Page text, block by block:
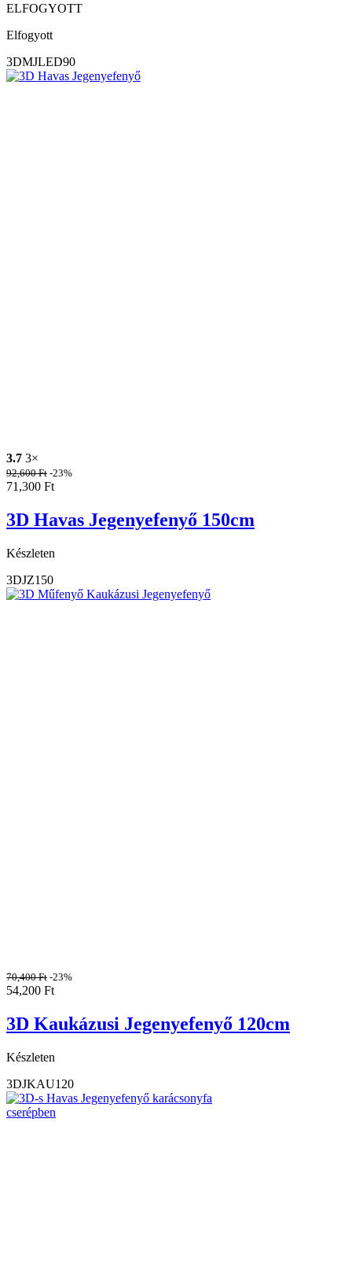
ELFOGYOTT
Elfogyott
3DMJLED90
3.7 3×
92,600Ft -23%
71,300 Ft
3D Havas Jegenyefenyő 150cm
Készleten
3DJZ150
70,400Ft -23%
54,200 Ft
3D Kaukázusi Jegenyefenyő 120cm
Készleten
3DJKAU120